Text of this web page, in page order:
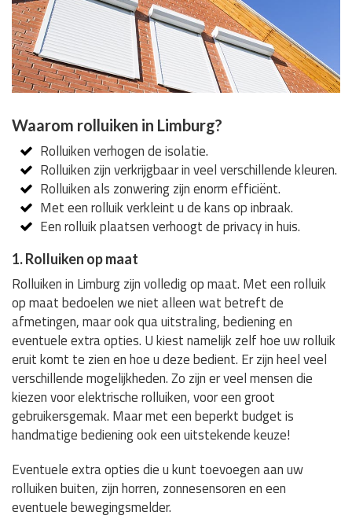
Waarom rolluiken in Limburg?
Rolluiken verhogen de isolatie.
Rolluiken zijn verkrijgbaar in veel verschillende kleuren.
Rolluiken als zonwering zijn enorm efficiënt.
Met een rolluik verkleint u de kans op inbraak.
Een rolluik plaatsen verhoogt de privacy in huis.
1. Rolluiken op maat
Rolluiken in Limburg zijn volledig op maat. Met een rolluik
op maat bedoelen we niet alleen wat betreft de
afmetingen, maar ook qua uitstraling, bediening en
eventuele extra opties. U kiest namelijk zelf hoe uw rolluik
eruit komt te zien en hoe u deze bedient. Er zijn heel veel
verschillende mogelijkheden. Zo zijn er veel mensen die
kiezen voor elektrische rolluiken, voor een groot
gebruikersgemak. Maar met een beperkt budget is
handmatige bediening ook een uitstekende keuze!
Eventuele extra opties die u kunt toevoegen aan uw
rolluiken buiten, zijn horren, zonnesensoren en een
eventuele bewegingsmelder.